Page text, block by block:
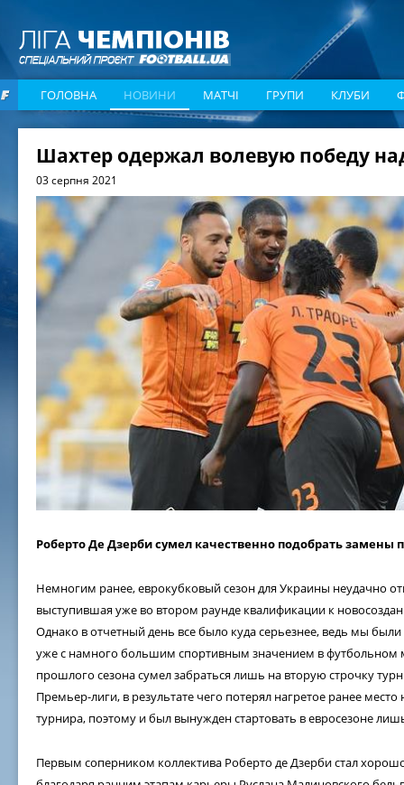
ГОЛОВНА НОВИНИ МАТЧІ ГРУПИ КЛУБИ
Шахтер одержал волевую победу
03 серпня 2021
Роберто Де Дзерби сумел качественно подобрать замены
Немногим ранее, еврокубковый сезон для Украины неудачно
выступившая уже во втором раунде квалификации к
Однако в отчетный день все было куда серьезнее, ведь мы
уже с намного большим спортивным значением в футбольном
прошлого сезона сумел забраться лишь на вторую строчку
Премьер-лиги, в результате чего потерял нагретое ранее
турнира, поэтому и был вынужден стартовать в евросезоне
Первым соперником коллектива Роберто де Дзерби стал